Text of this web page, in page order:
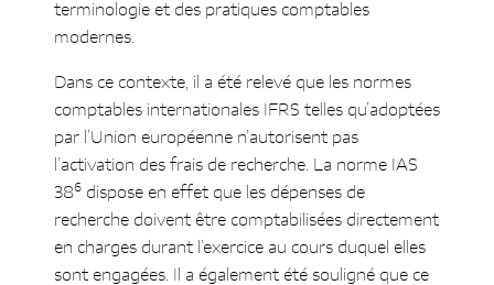
disponibles et résultats reportés
des frais non amortis
L’information en annexe
concernant les frais de
développement
En alternative au modèle du coût
amorti en régime LUX GAAP, existe-
t-il un régime LUX GAAP – JV pour
les frais de recherche et de
terminologie et des pratiques comptables
modernes.
Dans ce contexte, il a été relevé que les normes
comptables internationales IFRS telles qu’adoptées
par l’Union européenne n’autorisent pas
l’activation des frais de recherche. La norme IAS
386dispose en effet que les dépenses de
recherche doivent être comptabilisées directement
en charges durant l’exercice au cours duquel elles
sont engagées. Il a également été souligné que ce